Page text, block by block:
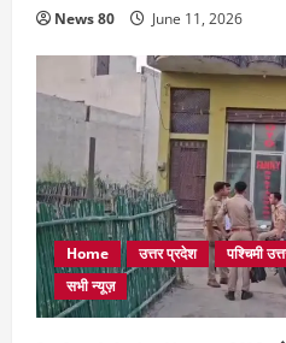
News 80 June 11, 2026
Home उत्तर प्रदेश पश्चिमी
सभी न्यूज़